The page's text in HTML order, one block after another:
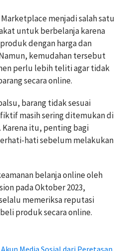
Marketplace menjadi salah satu
untuk berbelanja karena
dengan harga dan
kemudahan tersebut
perlu lebih teliti agar tidak
secara online.
barang tidak sesuai
masih sering ditemukan di
itu, penting bagi
hati sebelum melakukan
belanja online oleh
pada Oktober 2023,
memeriksa reputasi
produk secara online.